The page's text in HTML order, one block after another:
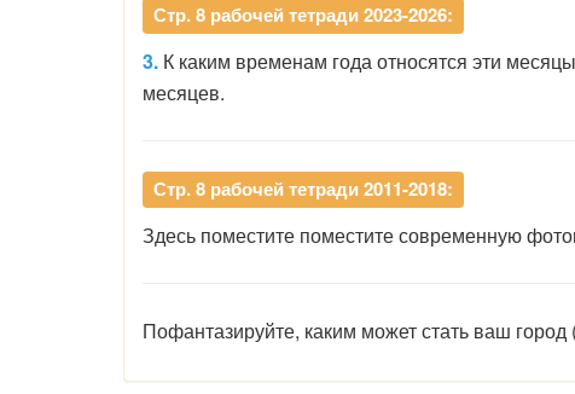
Стр. 8 рабочей тетради 2023-2026:
3. К каким временам года относятся эти
месяцев.
Стр. 8 рабочей тетради 2011-2018:
Здесь поместите поместите современную
Пофантазируйте, каким может стать ваш